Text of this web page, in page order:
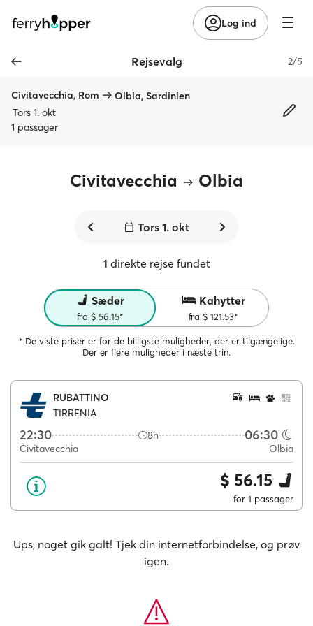
Log ind
Rejsevalg 2/5
Civitavecchia, Rom
Olbia, Sardinien
Tors 1. okt
1 passager
Civitavecchia Olbia
Tors 1. okt
1 direkte rejse fundet
Sæder
fra $ 56.15*
Kahytter
fra $ 121.53*
* De viste priser er for de billigste muligheder, der er tilgængelige.
Der er flere muligheder i næste trin.
RUBATTINO
TIRRENIA
22:30 8h 06:30
Civitavecchia Olbia
$ 56.15
for 1 passager
Ups, noget gik galt! Tjek din internetforbindelse, og prøv
igen.